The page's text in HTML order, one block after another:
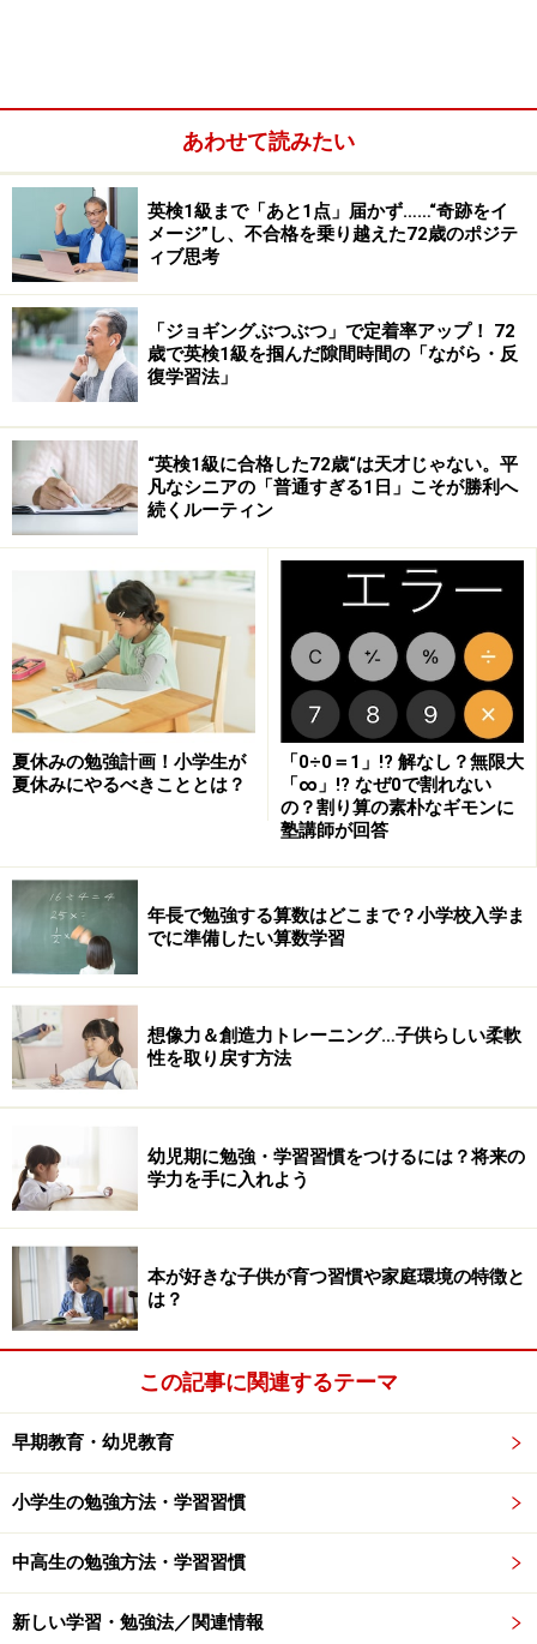
「アガサ・クリスティ」の伝記を読んでまとめた読書感想文
の下書きのマインドマップ。
「えっ？ これが下書き？」と思われるかも知れません。
そう、これがマインドマップを使った読書感想文の下書
きです。
ここで「マインドマップ」について、簡単に説明してお
きましょう。マインドマップ(R)*とは、連想するものを
（キーワードで）放射状に書き出す思考法のことを言い
ます。メモリーツリーやイメージマップと言ったりもし
ますが、トニー・ブザン氏がまとめたもをマインドマッ
プと言います。
読書感想文のあらすじは、5W1Hを親子で会
話しながらまとめよう
今回は、アガサ・クリスティの伝記を読んで、アガサの
生まれ、好きなこと、フランスに移住してから、アー
チ・クリスティと結婚したこと、戦争のこと、ミステリ
ー作家になってからのことを、マインドマップに書き出
通常のノートと違い、このようにマインドマップにまと
めると、ストーリーが一目でわかります。キーワードで
まとめるだけなので、だれでもできるところも特長の一
つです。
親子で「いつのお話？」「だれが出てきた？」など、
「5W1H（いつ、どこで、だれが、なにを、なぜ、どう
した）」を意識して、会話をしながらマインドマップに
まとめていくとよいでしょう。
インタビュー方式なら読書感想文も簡単！
さて、あらすじをまとめただけでは、読書感想文とは言
を活用した、インタビューをしながら感想文を書いてい
く方法です。
やり方はいたって簡単です。まるでインタビューを受け
るつもりで感想文を書いていくだけです。あらかじめ数
個～10個程度の質問を用意しておきましょう。
■インタビュー方式の読書感想文の書き方（例）
あわせて読みたい
英検1級まで「あと1点」届かず……“奇跡をイ
メージ”し、不合格を乗り越えた72歳のポジテ
ィブ思考
「ジョギングぶつぶつ」で定着率アップ！ 72
歳で英検1級を掴んだ隙間時間の「ながら・反
復学習法」
“英検1級に合格した72歳“は天才じゃない。平
凡なシニアの「普通すぎる1日」こそが勝利へ
続くルーティン
夏休みの勉強計画！小学生が
夏休みにやるべきこととは？
「0÷0＝1」!? 解なし？無限大
「∞」!? なぜ0で割れない
の？割り算の素朴なギモンに
塾講師が回答
年長で勉強する算数はどこまで？小学校入学ま
でに準備したい算数学習
想像力＆創造力トレーニング…子供らしい柔軟
性を取り戻す方法
幼児期に勉強・学習習慣をつけるには？将来の
学力を手に入れよう
本が好きな子供が育つ習慣や家庭環境の特徴と
は？
この記事に関連するテーマ
早期教育・幼児教育
小学生の勉強方法・学習習慣
中高生の勉強方法・学習習慣
新しい学習・勉強法／関連情報